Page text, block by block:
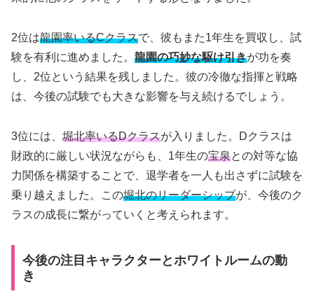
2位は龍園率いるCクラスで、彼もまた1年生を買収し、試
験を有利に進めました。 龍園の巧妙な駆け引きが功を奏
し、2位という結果を残しました。彼の冷徹な指揮と戦略
は、今後の試験でも大きな影響を与え続けるでしょう。
3位には、 堀北率いるDクラスが入りました。Dクラスは
財政的に厳しい状況ながらも、1年生の宝泉との対等な協
力関係を構築することで、退学者を一人も出さずに試験を
乗り越えました。この堀北のリーダーシップが、今後のク
ラスの成長に繋がっていくと考えられます。
今後の注目キャラクターとホワイトルームの動
き